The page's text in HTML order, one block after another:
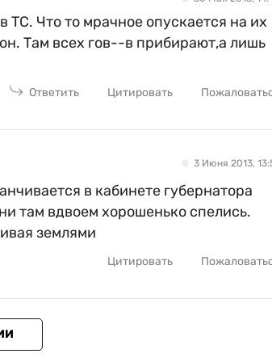
Что то мрачное опускается на их
Там всех гов--в прибирают,а лишь
Ответить Цитировать
3 Июня 2013,
в кабинете губернатора
там вдвоем хорошенько спелись.
землями
Цитировать